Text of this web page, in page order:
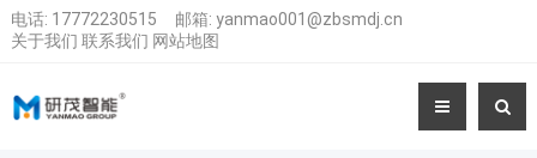
电话: 17772230515 邮箱: yanmao001@zbsmdj.cn
关于我们 联系我们 网站地图